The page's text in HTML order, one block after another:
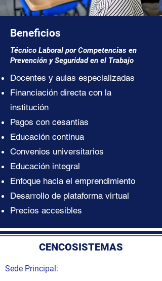
Beneficios
Técnico Laboral por Competencias en
Prevención y Seguridad en el Trabajo
Docentes y aulas especializadas
Financiación directa con la
institución
Pagos con cesantías
Educación continua
Convenios universitarios
Educación integral
Enfoque hacia el emprendimiento
Desarrollo de plataforma virtual
Precios accesibles
CENCOSISTEMAS
Sede Principal: